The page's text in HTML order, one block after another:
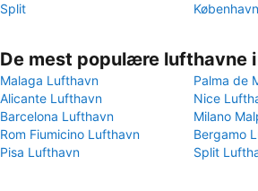
Split
København
De mest populære lufthavne
Malaga Lufthavn
Palma de
Alicante Lufthavn
Nice
Barcelona Lufthavn
Milano
Rom Fiumicino Lufthavn
Bergamo
Pisa Lufthavn
Split